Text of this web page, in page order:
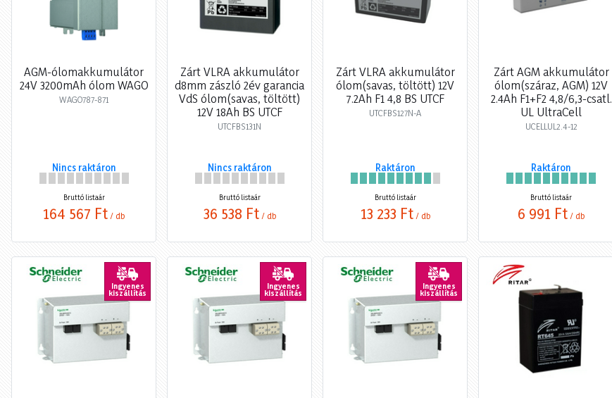
AGM-ólomakkumulátor
24V 3200mAh ólom WAGO
WAGO787-871
Nincs raktáron
Bruttó listaár
164 567 Ft / db
Zárt VLRA akkumulátor
d8mm zászló 2év garancia
VdS ólom(savas, töltött)
12V 18Ah BS UTCF
UTCFBS131N
Nincs raktáron
Bruttó listaár
36 538 Ft / db
Zárt VLRA akkumulátor
ólom(savas, töltött) 12V
7.2Ah F1 4,8 BS UTCF
UTCFBS127N-A
Raktáron
Bruttó listaár
13 233 Ft / db
Zárt AGM akkumulátor
ólom(száraz, AGM) 12V
2.4Ah F1+F2 4,8/6,3-csatl.
UL UltraCell
UCELLUL2.4-12
Raktáron
Bruttó listaár
6 991 Ft / db
Ingyenes
kiszállítás
Ingyenes
kiszállítás
Ingyenes
kiszállítás